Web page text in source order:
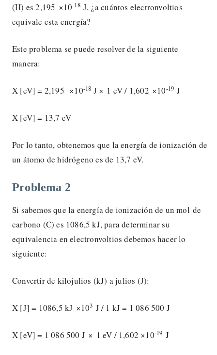
(H) es 2,195 ×10-18J, ¿a cuántos electronvoltios
equivale esta energía?
Este problema se puede resolver de la siguiente
manera:
X [eV] = 2,195 ×10-18 J × 1 eV / 1,602 ×10-19 J
X [eV] = 13,7 eV
Por lo tanto, obtenemos que la energía de ionización de
un átomo de hidrógeno es de 13,7 eV.
Problema 2
Si sabemos que la energía de ionización de un mol de
carbono (C) es 1086,5 kJ, para determinar su
equivalencia en electronvoltios debemos hacer lo
siguiente:
Convertir de kilojulios (kJ) a julios (J):
X [J] = 1086,5 kJ ×103 J / 1 kJ = 1 086 500 J
X [eV] = 1 086 500 J × 1 eV / 1,602 ×10-19 J